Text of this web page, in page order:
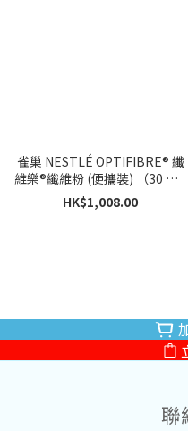
雀巢 NESTLÉ OPTIFIBRE® 纖
維樂®纖維粉 (便攜裝) （30 包 x
5g) x 6 盒
HK$1,008.00
聯